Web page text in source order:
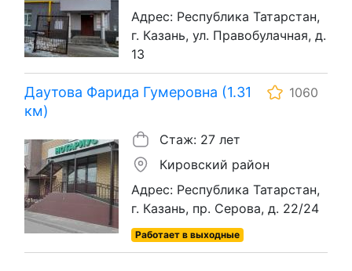
Адрес: Республика Татарстан,
г. Казань, ул. Правобулачная, д.
13
Даутова Фарида Гумеровна (1.31
км)
1060
Стаж: 27 лет
Кировский район
Адрес: Республика Татарстан,
г. Казань, пр. Серова, д. 22/24
Работает в выходные